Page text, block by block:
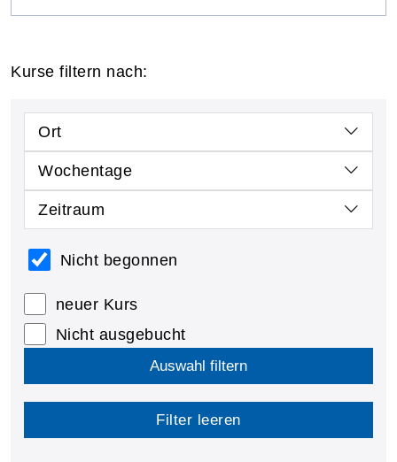
Kurse filtern nach:
Ort
Wochentage
Zeitraum
Nicht begonnen
neuer Kurs
Nicht ausgebucht
Auswahl filtern
Filter leeren